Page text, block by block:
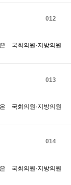
012
국회의원·지방의원
013
국회의원·지방의원
014
국회의원·지방의원